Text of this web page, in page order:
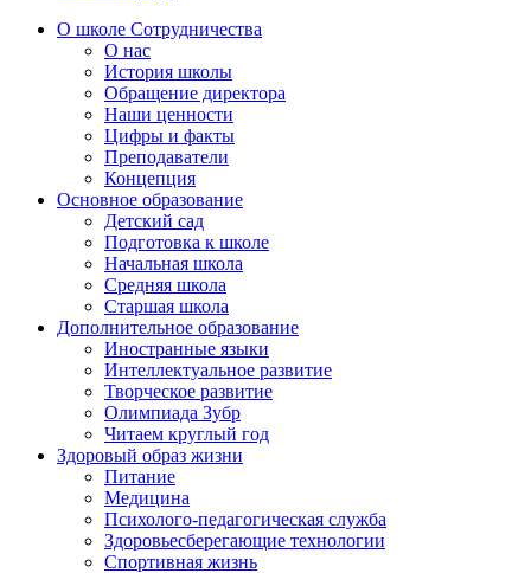
О школе Сотрудничества
О нас
История школы
Обращение директора
Наши ценности
Цифры и факты
Преподаватели
Концепция
Основное образование
Детский сад
Подготовка к школе
Начальная школа
Средняя школа
Старшая школа
Дополнительное образование
Иностранные языки
Интеллектуальное развитие
Творческое развитие
Олимпиада Зубр
Читаем круглый год
Здоровый образ жизни
Питание
Медицина
Психолого-педагогическая служба
Здоровьесберегающие технологии
Спортивная жизнь